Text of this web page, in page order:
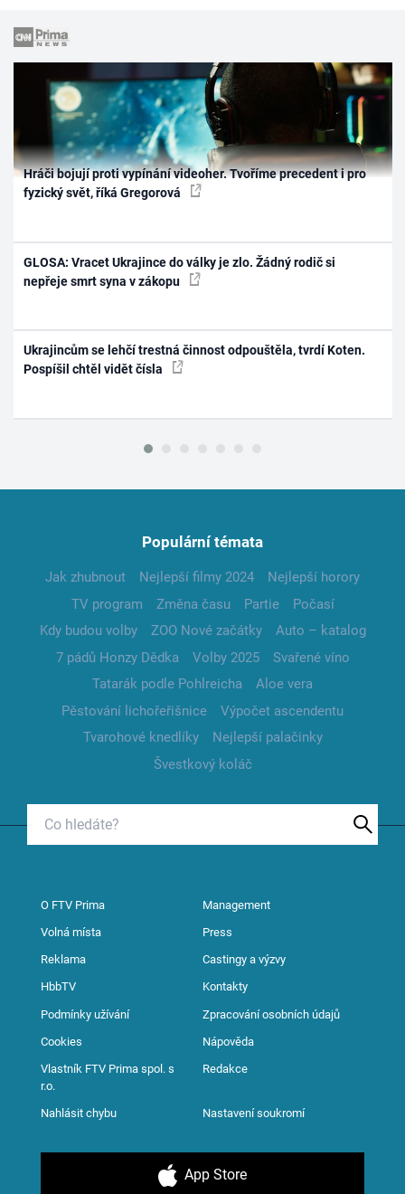
Hráči bojují proti vypínání videoher. Tvoříme precedent i pro
fyzický svět, říká Gregorová
GLOSA: Vracet Ukrajince do války je zlo. Žádný rodič si
nepřeje smrt syna v zákopu
Ukrajincům se lehčí trestná činnost odpouštěla, tvrdí Koten.
Pospíšil chtěl vidět čísla
Populární témata
Jak zhubnout Nejlepší filmy 2024
Nejlepší horory
TV program
Změna času Partie
Počasí
Kdy budou volby
ZOO Nové začátky
Auto – katalog
7 pádů Honzy Dědka
Volby 2025
Svařené víno
Tatarák podle Pohlreicha
Aloe vera
Pěstování lichořeřišnice
Výpočet ascendentu
Tvarohové knedlíky
Nejlepší palačinky
Švestkový koláč
O FTV Prima Management
Volná místa Press
Reklama Castingy a výzvy
HbbTV Kontakty
Podmínky užívání Zpracování osobních údajů
Cookies Nápověda
Vlastník FTV Prima spol. s
r.o.
Redakce
Nahlásit chybu Nastavení soukromí
App Store